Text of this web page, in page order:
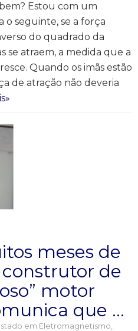
Estou com um
seguinte, se a força
do quadrado da
se atraem, a medida que a
Quando os imãs estão
de atração não deveria
meses de
de
motor
que …
em Eletromagnetismo,